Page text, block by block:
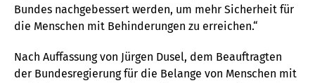
Bundes nachgebessert werden, um mehr Sicherheit für
die Menschen mit Behinderungen zu erreichen.“
Nach Auffassung von Jürgen Dusel, dem Beauftragten
der Bundesregierung für die Belange von Menschen mit